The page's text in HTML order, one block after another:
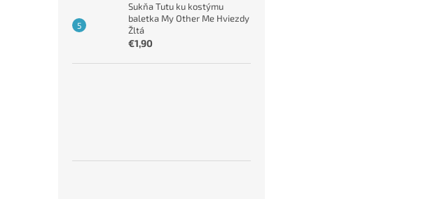
Sukňa Tutu ku kostýmu
baletka My Other Me Hviezdy
Žltá
€1,90